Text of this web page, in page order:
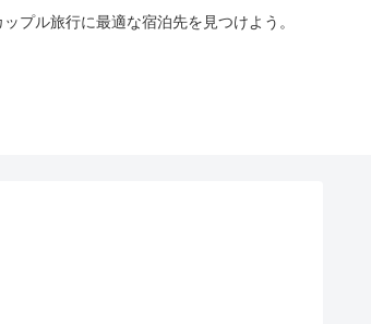
プル旅行に最適な宿泊先を見つけよう。